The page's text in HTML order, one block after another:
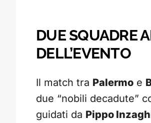
DUE SQUADRE
DELL’EVENTO
Il match tra Palermo e
due “nobili decadute”
guidati da Pippo